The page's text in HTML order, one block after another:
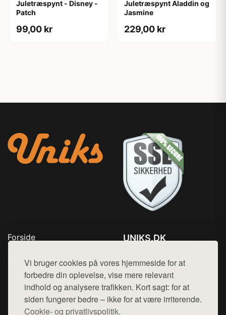
Vi bruger cookies på vores hjemmeside for at
forbedre din oplevelse, vise mere relevant
indhold og analysere trafikken. Kort sagt: for at
siden fungerer bedre – ikke for at være irriterende.
Cookie- og privatlivspolitik.
Juletræspynt - Disney -
Patch
99,00 kr
Juletræspynt Aladdin og
Jasmine
229,00 kr
Forside
Top Rabatter
Kontakt
UNIKS.DK
Mail: hej@want.dk
Cookie- og privatlivspolitik